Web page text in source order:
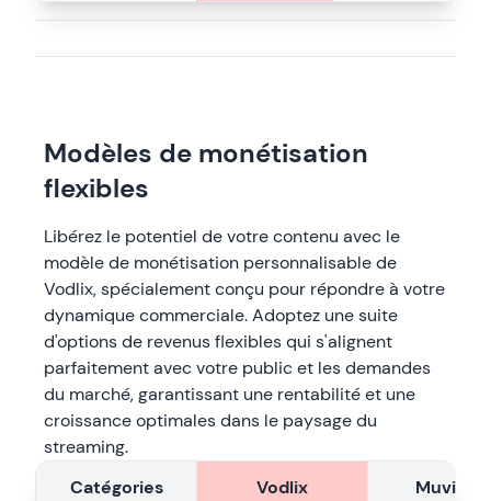
Modèles de monétisation
flexibles
Libérez le potentiel de votre contenu avec le
modèle de monétisation personnalisable de
Vodlix, spécialement conçu pour répondre à votre
dynamique commerciale. Adoptez une suite
d'options de revenus flexibles qui s'alignent
parfaitement avec votre public et les demandes
du marché, garantissant une rentabilité et une
croissance optimales dans le paysage du
streaming.
Catégories
Vodlix Muvi